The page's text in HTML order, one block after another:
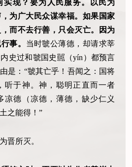
实现？要为人民服务。以民为
为广大民众谋幸福。如果国家
而不去行善，只会灭亡。因为
事。 当时虢公薄德，却请求莘
史过和虢国史嚚（yín）都预言
是：“虢其亡乎！吾闻之：国将
听于神。神，聪明正直而一者
凉德（凉德，薄德，缺少仁义
之能得！”
晋所灭。